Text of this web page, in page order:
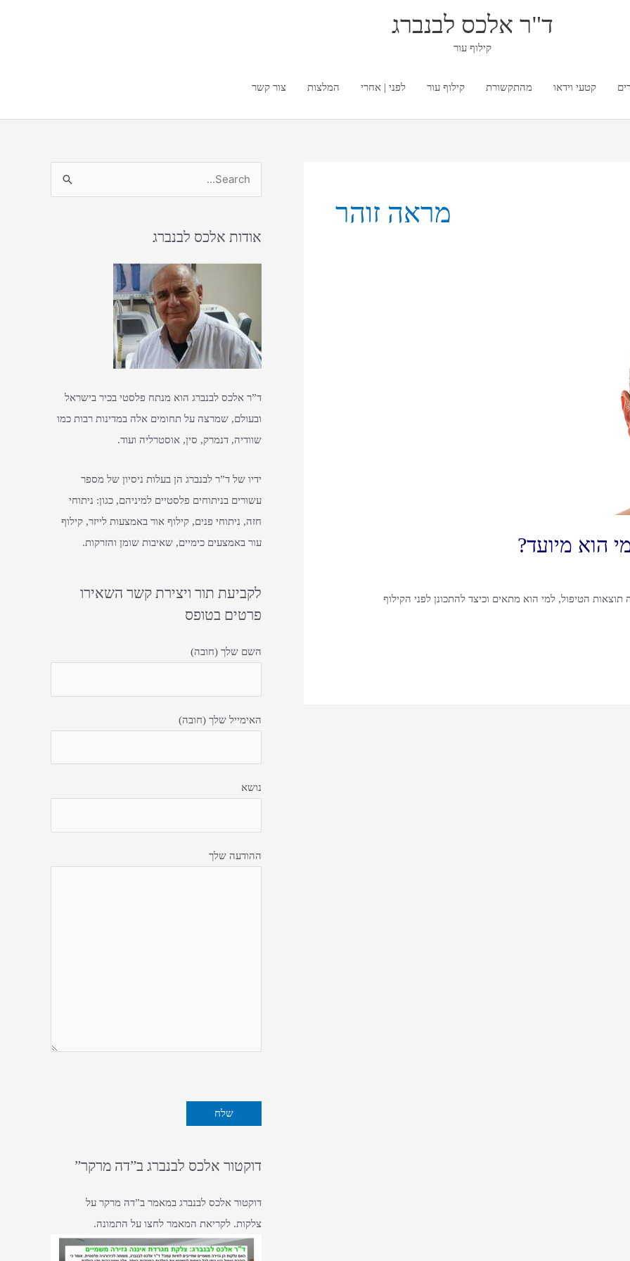
ד"ר אלכס לבנברג
קילוף עור
קטעי וידאו מהתקשורת קילוף עור לפני | אחרי המלצות צור קשר
מראה זוהר
הוא מיועד?
הטיפול, למי הוא מתאים וכיצד להתכונן לפני הקילוף
r
r
:
אודות אלכס לבנברג
ד”ר אלכס לבנברג הוא מנתח פלסטי בכיר בישראל
ובעולם, שמרצה על תחומים אלה במדינות רבות כמו
שוודיה, דנמרק, סין, אוסטרליה ועוד.
ידיו של ד”ר לבנברג הן בעלות ניסיון של מספר
עשורים בניתוחים פלסטיים למיניהם, כגון: ניתוחי
חזה, ניתוחי פנים, קילוף אור באמצעות לייזר, קילוף
עור באמצעים כימיים, שאיבות שומן והזרקות.
לקביעת תור ויצירת קשר השאירו
פרטים בטופס
השם שלך (חובה)
האימייל שלך (חובה)
נושא
ההודעה שלך
דוקטור אלכס לבנברג ב”דה מרקר”
דוקטור אלכס לבנברג במאמר ב”דה מרקר על
צלקות. לקריאת המאמר לחצו על התמונה.